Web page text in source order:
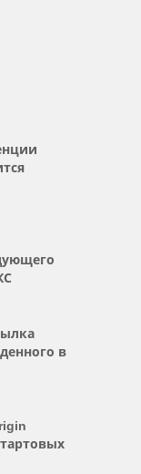
в